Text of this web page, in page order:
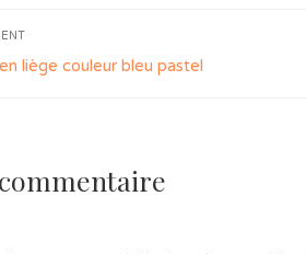
liège couleur bleu pastel